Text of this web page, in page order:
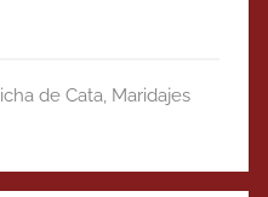
de Cata, Maridajes